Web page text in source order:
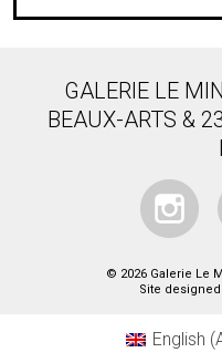
GALERIE LE
BEAUX-ARTS &
© 2026 Galerie Le
Site
English (